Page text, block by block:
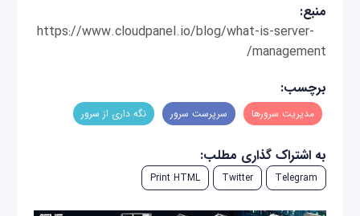
منبع:
https://www.cloudpanel.io/blog/what-is-server-
management/
برچسب:
مدیریت سرورها سرپرست سرور نگه داری از سرور
به اشتراک گذاری مطلب:
Telegram
Twitter
Print HTML